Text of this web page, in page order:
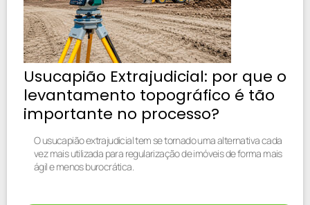
Usucapião Extrajudicial: por que o
levantamento topográfico é tão
importante no processo?
O usucapião extrajudicial tem se tornado uma alternativa cada
vez mais utilizada para regularização de imóveis de forma mais
ágil e menos burocrática.